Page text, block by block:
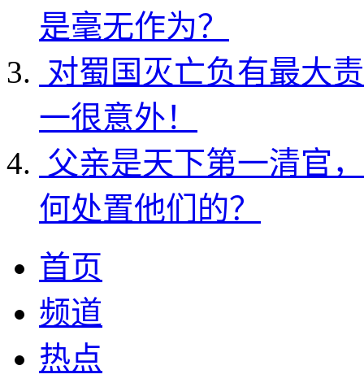
是毫无作为？
对蜀国灭亡负有最大
一很意外！
父亲是天下第一清官
何处置他们的？
首页
频道
热点